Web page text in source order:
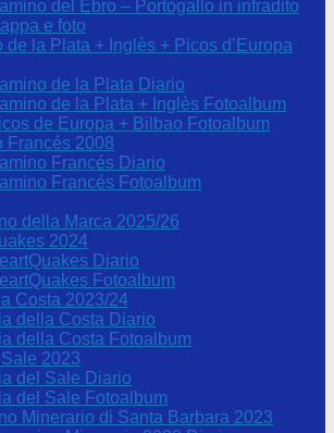
del Ebro – Portogallo in infradito
e foto
de la Plata + Inglès + Picos d’Europa
de la Plata Diario
de la Plata + Inglès Fotoalbum
de Europa + Bilbao Fotoalbum
Francés 2008
Francés Diario
Francés Fotoalbum
della Marca 2025/26
2024
Diario
Fotoalbum
Costa 2023/24
della Costa Diario
della Costa Fotoalbum
2023
del Sale Diario
del Sale Fotoalbum
Minerario di Santa Barbara 2023